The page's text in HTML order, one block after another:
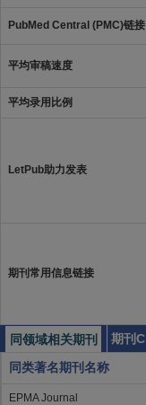
PubMed Central (PMC)链接
平均审稿速度
平均录用比例
LetPub助力发表
期刊常用信息链接
同领域相关期刊 期刊
同类著名期刊名称
EPMA Journal